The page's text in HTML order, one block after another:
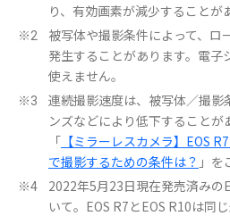
り、有効画素が減少することが
※2
被写体や撮影条件によって、ロ
発生することがあります。電
使えません。
※3
連続撮影速度は、被写体／撮影
ンズなどにより低下すること
「 【ミラーレスカメラ】EOS
で撮影するための条件は？ 」を
※4
2022年5月23日現在発売済みの
いて。EOS R7とEOS R10は同